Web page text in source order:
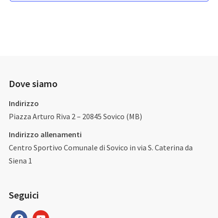
Dove siamo
Indirizzo
Piazza Arturo Riva 2 – 20845 Sovico (MB)
Indirizzo allenamenti
Centro Sportivo Comunale di Sovico in via S. Caterina da
Siena 1
Seguici
facebookyoutube